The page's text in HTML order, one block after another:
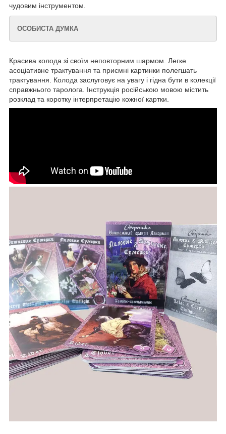
чудовим інструментом.
ОСОБИСТА ДУМКА
Красива колода зі своїм неповторним шармом. Легке
асоціативне трактування та приємні картинки полегшать
трактування. Колода заслуговує на увагу і гідна бути в колекції
справжнього таролога. Інструкція російською мовою містить
розклад та коротку інтерпретацію кожної картки.